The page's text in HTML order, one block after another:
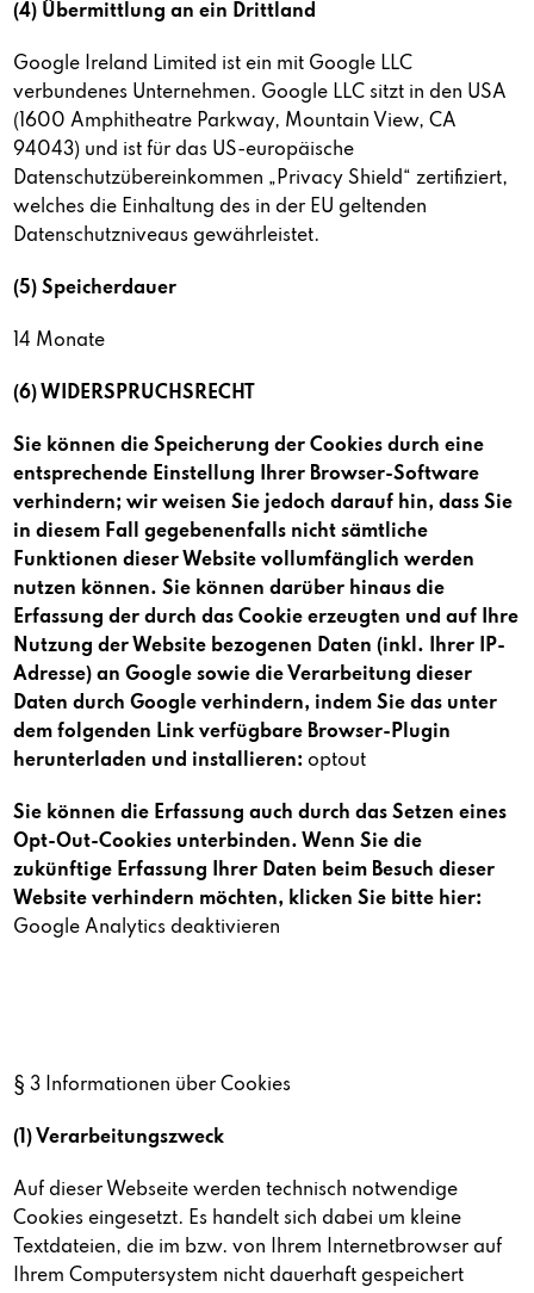
(4) Übermittlung an ein Drittland
Google Ireland Limited ist ein mit Google LLC
verbundenes Unternehmen. Google LLC sitzt in den USA
(1600 Amphitheatre Parkway, Mountain View, CA
94043) und ist für das US-europäische
Datenschutzübereinkommen „Privacy Shield“ zertifiziert,
welches die Einhaltung des in der EU geltenden
Datenschutzniveaus gewährleistet.
(5) Speicherdauer
14 Monate
(6) WIDERSPRUCHSRECHT
Sie können die Speicherung der Cookies durch eine
entsprechende Einstellung Ihrer Browser-Software
verhindern; wir weisen Sie jedoch darauf hin, dass Sie
in diesem Fall gegebenenfalls nicht sämtliche
Funktionen dieser Website vollumfänglich werden
nutzen können. Sie können darüber hinaus die
Erfassung der durch das Cookie erzeugten und auf Ihre
Nutzung der Website bezogenen Daten (inkl. Ihrer IP-
Adresse) an Google sowie die Verarbeitung dieser
Daten durch Google verhindern, indem Sie das unter
dem folgenden Link verfügbare Browser-Plugin
herunterladen und installieren: optout
Sie können die Erfassung auch durch das Setzen eines
Opt-Out-Cookies unterbinden. Wenn Sie die
zukünftige Erfassung Ihrer Daten beim Besuch dieser
Website verhindern möchten, klicken Sie bitte hier:
Google Analytics deaktivieren
§ 3 Informationen über Cookies
(1) Verarbeitungszweck
Auf dieser Webseite werden technisch notwendige
Cookies eingesetzt. Es handelt sich dabei um kleine
Textdateien, die im bzw. von Ihrem Internetbrowser auf
Ihrem Computersystem nicht dauerhaft gespeichert